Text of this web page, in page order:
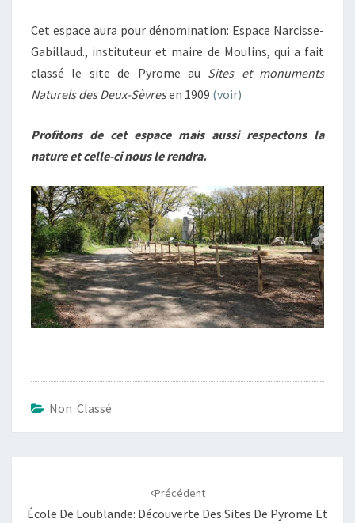
Cet espace aura pour dénomination: Espace Narcisse-
Gabillaud., instituteur et maire de Moulins, qui a fait
classé le site de Pyrome au Sites et monuments
Naturels des Deux-Sèvresen 1909 (voir)
Profitons de cet espace mais aussi respectons la
nature et celle-ci nous le rendra.
Non Classé
Précédent
École De Loublande: Découverte Des Sites De Pyrome Et